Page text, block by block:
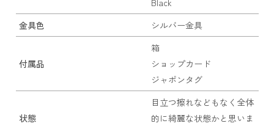
Black
金具色
シルバー金具
付属品
箱
ショップカード
ジャポンタグ
状態
目立つ擦れなどもなく全体
的に綺麗な状態かと思いま